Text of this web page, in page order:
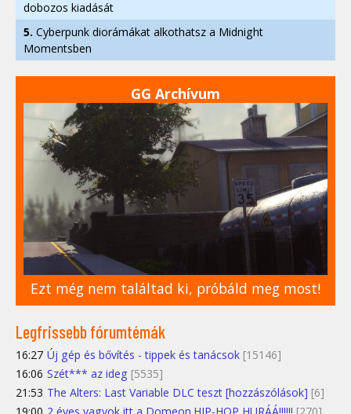
dobozos kiadását
5. Cyberpunk diorámákat alkothatsz a Midnight
Momentsben
GG Archívum
Ezt még nem találtad ki, próbáld meg most!
Legfrissebb fórumtémák
16:27 Új gép és bővítés - tippek és tanácsok [15146]
16:06 Szét*** az ideg [5535]
21:53 The Alters: Last Variable DLC teszt [hozzászólások] [6]